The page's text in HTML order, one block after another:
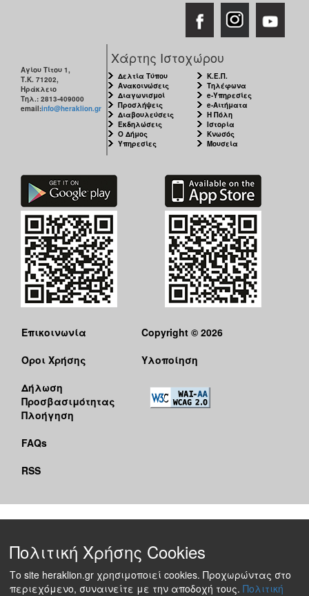
Αγίου Τίτου 1,
Τ.Κ. 71202,
Ηράκλειο
Τηλ.: 2813-409000
email:info@heraklion.gr
Χάρτης Ιστοχώρου
Δελτία Τύπου
Ανακοινώσεις
Διαγωνισμοί
Προσλήψεις
Διαβουλεύσεις
Εκδηλώσεις
Ο Δήμος
Υπηρεσίες
Κ.Ε.Π.
Τηλέφωνα
e-Υπηρεσίες
e-Αιτήματα
Η Πόλη
Ιστορία
Κνωσός
Μουσεία
Επικοινωνία
Όροι Χρήσης
Δήλωση
Προσβασιμότητας
Πλοήγηση
FAQs
RSS
Copyright © 2026
Υλοποίηση
Πολιτική Χρήσης Cookies
Το site heraklion.gr χρησιμοποιεί cookies. Προχωρώντας στο
περιεχόμενο, συναινείτε με την αποδοχή τους. Πολιτική